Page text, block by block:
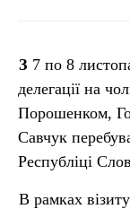
З 7 по 8 листопада 2016 року у складі офіційної
делегації на
Порошенком,
Савчук
Республіці
В рамках